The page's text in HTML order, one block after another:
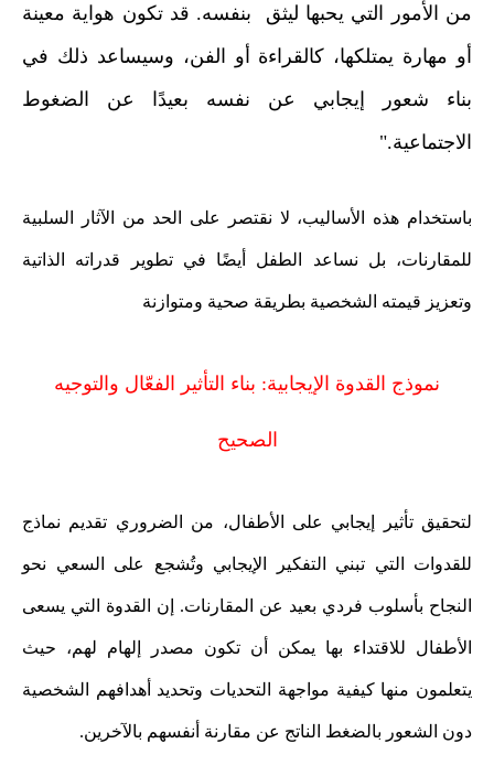
من الأمور التي يحبها ليثق بنفسه. قد تكون هواية معينة
أو مهارة يمتلكها، كالقراءة أو الفن، وسيساعد ذلك في
بناء شعور إيجابي عن نفسه بعيدًا عن الضغوط
الاجتماعية."
باستخدام هذه الأساليب، لا نقتصر على الحد من الآثار السلبية
للمقارنات، بل نساعد الطفل أيضًا في تطوير قدراته الذاتية
وتعزيز قيمته الشخصية بطريقة صحية ومتوازنة
نموذج القدوة الإيجابية: بناء التأثير الفعّال والتوجيه
الصحيح
لتحقيق تأثير إيجابي على الأطفال، من الضروري تقديم نماذج
للقدوات التي تبني التفكير الإيجابي وتُشجع على السعي نحو
النجاح بأسلوب فردي بعيد عن المقارنات. إن القدوة التي يسعى
الأطفال للاقتداء بها يمكن أن تكون مصدر إلهام لهم، حيث
يتعلمون منها كيفية مواجهة التحديات وتحديد أهدافهم الشخصية
دون الشعور بالضغط الناتج عن مقارنة أنفسهم بالآخرين.